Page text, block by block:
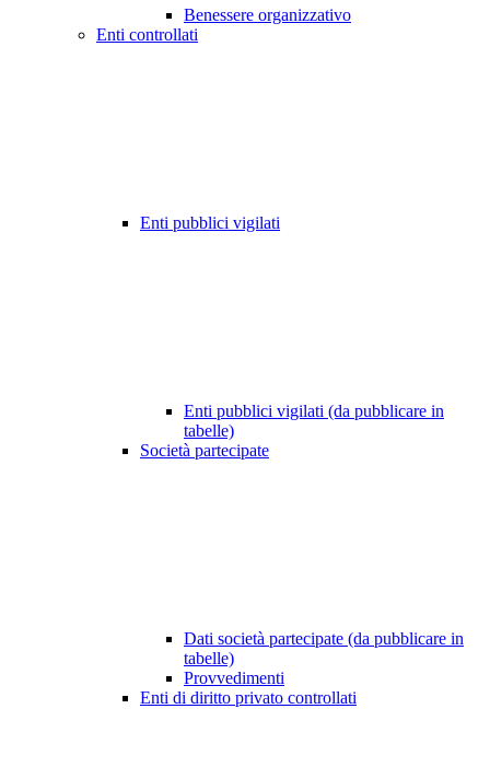
Benessere organizzativo
Enti controllati
Enti pubblici vigilati
Enti pubblici vigilati (da pubblicare in
tabelle)
Società partecipate
Dati società partecipate (da pubblicare in
tabelle)
Provvedimenti
Enti di diritto privato controllati